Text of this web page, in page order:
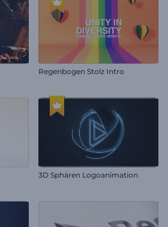
Regenbogen Stolz Intro
3D Sphären Logoanimation